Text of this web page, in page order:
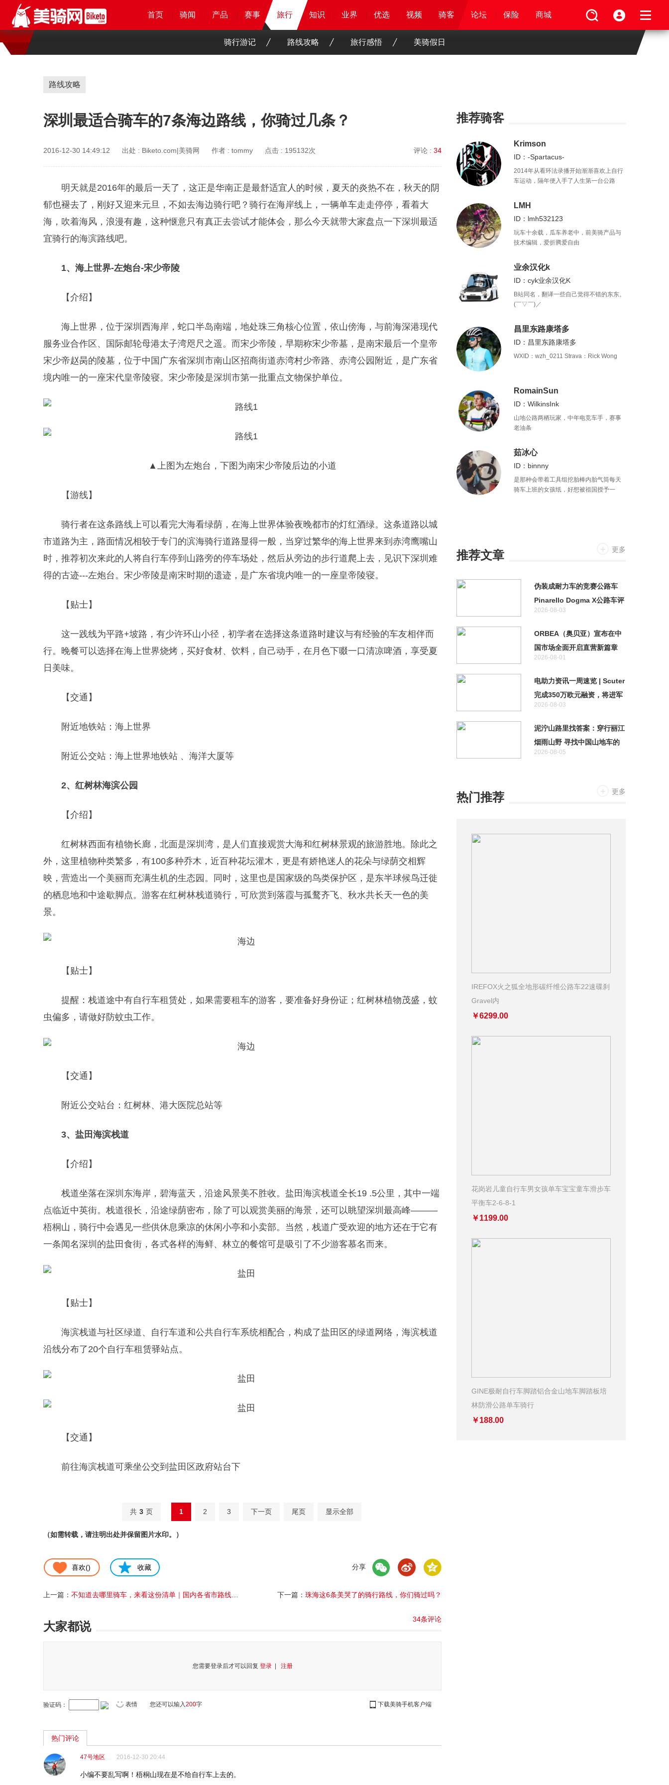
首页 骑闻 产品 知识 业界 优选 骑客 论坛 保险 商城
首页 骑闻 产品 赛事 旅行 知识 业界 优选 骑客 视频 论坛 保险 商城
首页 骑闻 产品 赛事 旅行 知识 业界 优选 视频 骑客 论坛 保险 商城
首页 骑闻 产品 赛事 旅行 知识 业界 优选 视频 骑客 论坛 保险 商城
骑行游记 路线攻略 旅行感悟 美骑假日
路线攻略
深圳最适合骑车的7条海边路线，你骑过几条？
2016-12-30 14:49:12 出处 : Biketo.com|美骑网 作者 : tommy 点击 : 195132次 评论 : 34
明天就是2016年的最后一天了，这正是华南正是最舒适宜人的时候，夏天的炎热不在，秋天的阴
郁也褪去了，刚好又迎来元旦，不如去海边骑行吧？骑行在海岸线上，一辆单车走走停停，看着大
海，吹着海风，浪漫有趣，这种惬意只有真正去尝试才能体会，那么今天就带大家盘点一下深圳最适
宜骑行的海滨路线吧。
1、海上世界-左炮台-宋少帝陵
【介绍】
海上世界，位于深圳西海岸，蛇口半岛南端，地处珠三角核心位置，依山傍海，与前海深港现代
服务业合作区、国际邮轮母港太子湾咫尺之遥。而宋少帝陵，早期称宋少帝墓，是南宋最后一个皇帝
宋少帝赵昺的陵墓，位于中国广东省深圳市南山区招商街道赤湾村少帝路、赤湾公园附近，是广东省
境内唯一的一座宋代皇帝陵寝。宋少帝陵是深圳市第一批重点文物保护单位。
▲上图为左炮台，下图为南宋少帝陵后边的小道
【游线】
骑行者在这条路线上可以看完大海看绿荫，在海上世界体验夜晚都市的灯红酒绿。这条道路以城
市道路为主，路面情况相较于专门的滨海骑行道路显得一般，当穿过繁华的海上世界来到赤湾鹰嘴山
时，推荐初次来此的人将自行车停到山路旁的停车场处，然后从旁边的步行道爬上去，见识下深圳难
得的古迹---左炮台。宋少帝陵是南宋时期的遗迹，是广东省境内唯一的一座皇帝陵寝。
【贴士】
这一践线为平路+坡路，有少许环山小径，初学者在选择这条道路时建议与有经验的车友相伴而
行。晚餐可以选择在海上世界烧烤，买好食材、饮料，自己动手，在月色下啜一口清凉啤酒，享受夏
日美味。
【交通】
附近地铁站：海上世界
附近公交站：海上世界地铁站 、海洋大厦等
2、红树林海滨公园
【介绍】
红树林西面有植物长廊，北面是深圳湾，是人们直接观赏大海和红树林景观的旅游胜地。除此之
外，这里植物种类繁多，有100多种乔木，近百种花坛灌木，更是有娇艳迷人的花朵与绿荫交相辉
映，营造出一个美丽而充满生机的生态园。同时，这里也是国家级的鸟类保护区，是东半球候鸟迁徙
的栖息地和中途歇脚点。游客在红树林栈道骑行，可欣赏到落霞与孤鹜齐飞、秋水共长天一色的美
景。
【贴士】
提醒：栈道途中有自行车租赁处，如果需要租车的游客，要准备好身份证；红树林植物茂盛，蚊
虫偏多，请做好防蚊虫工作。
【交通】
附近公交站台：红树林、港大医院总站等
3、盐田海滨栈道
【介绍】
栈道坐落在深圳东海岸，碧海蓝天，沿途风景美不胜收。盐田海滨栈道全长19 .5公里，其中一端
点临近中英街。栈道很长，沿途绿荫密布，除了可以观赏美丽的海景，还可以眺望深圳最高峰———
梧桐山，骑行中会遇见一些供休息乘凉的休闲小亭和小卖部。当然，栈道广受欢迎的地方还在于它有
一条闻名深圳的盐田食街，各式各样的海鲜、林立的餐馆可是吸引了不少游客慕名而来。
【贴士】
海滨栈道与社区绿道、自行车道和公共自行车系统相配合，构成了盐田区的绿道网络，海滨栈道
沿线分布了20个自行车租赁驿站点。
【交通】
前往海滨栈道可乘坐公交到盐田区政府站台下
共 3 页 1 2 3 下一页 尾页 显示全部
（如需转载，请注明出处并保留图片水印。）
喜欢() 收藏 分享
上一篇： 不知道去哪里骑车，来看这份清单｜国内各省市路线不完全盘点 下一篇： 珠海这6条美哭了的骑行路线，你们骑过吗？
大家都说
34条评论
您需要登录后才可以回复 登录 | 注册
验证码： 表情 下载美骑手机客户端
您还可以输入200字
热门评论
47号地区 2016-12-30 20:44
小编不要乱写啊！梧桐山现在是不给自行车上去的。
推荐骑客
Krimson
ID：-Spartacus-
2014年从看环法录播开始渐渐喜欢上自行
车运动，隔年便入手了人生第一台公路
友。虽然心知不能成为一名车手，但还是
的咸鱼。
LMH
ID：lmh532123
玩车十余载，瓜车养老中，前美骑产品与
技术编辑，爱折腾爱自由
业余汉化k
ID：cyk业余汉化K
B站同名，翻译一些自己觉得不错的东东。
(￣▽￣)／
昌里东路康塔多
ID：昌里东路康塔多
WXID：wzh_0211 Strava：Rick Wong
RomainSun
ID：WilkinsInk
山地公路两栖玩家，中年电竞车手，赛事
老油条
茹冰心
ID：binnny
是那种会带着工具组挖胎棒内胎气筒每天
骑车上班的女孩纸，好想被祖国授予一
推荐文章 更多
伪装成耐力车的竞赛公路车
Pinarello Dogma X公路车评
测
2026-08-03
ORBEA（奥贝亚）宣布在中
国市场全面开启直营新篇章
2026-08-01
电助力资讯一周速览 | Scuter
完成350万欧元融资，将进军
自动驾驶领域
2026-08-03
泥泞山路里找答案：穿行丽江
烟雨山野 寻找中国山地车的
未来
2026-08-05
热门推荐 更多
IREFOX火之狐全地形碳纤维公路车22速碟刹
Gravel内
￥6299.00
花岗岩儿童自行车男女孩单车宝宝童车滑步车
平衡车2-6-8-1
￥1199.00
GINE极耐自行车脚踏铝合金山地车脚踏板培
林防滑公路单车骑行
￥188.00